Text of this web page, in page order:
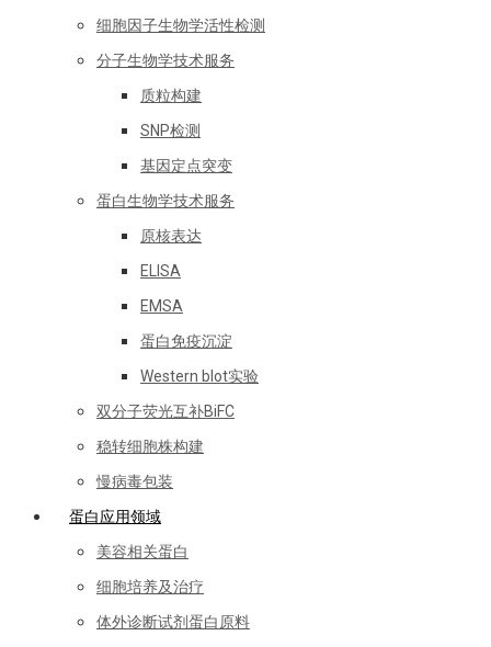
细胞因子生物学活性检测
分子生物学技术服务
质粒构建
SNP检测
基因定点突变
蛋白生物学技术服务
原核表达
ELISA
EMSA
蛋白免疫沉淀
Western blot实验
双分子荧光互补BiFC
稳转细胞株构建
慢病毒包装
蛋白应用领域
美容相关蛋白
细胞培养及治疗
体外诊断试剂蛋白原料